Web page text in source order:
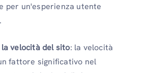
per un'esperienza utente
velocità del sito: la velocità
fattore significativo nel